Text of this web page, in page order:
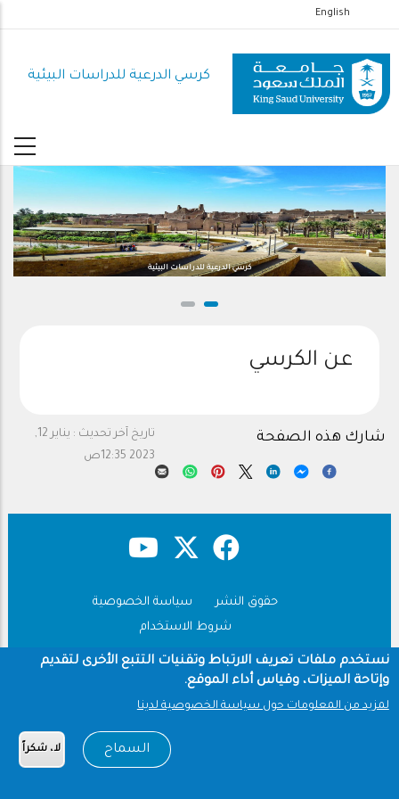
إلى
المحتوى
الرئيسي
English
كرسي الدرعية للدراسات البيئية
كرسي الدرعية للدراسات البيئية
عن الكرسي
تاريخ آخر تحديث :
يناير 12,
2023 12:35ص
شارك هذه الصفحة
حقوق النشر
سياسة الخصوصية
شروط الاستخدام
Copyright © 1960-2026 جامعة الملك سعود
نستخدم ملفات تعريف الارتباط وتقنيات التتبع الأخرى لتقديم
وإتاحة الميزات، وقياس أداء الموقع.
لمزيد من المعلومات حول سياسة الخصوصية لدينا
السماح لا، شكراً